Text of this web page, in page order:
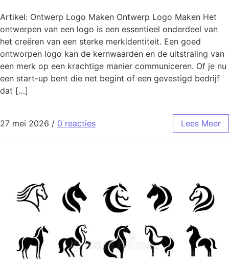
Artikel: Ontwerp Logo Maken Ontwerp Logo Maken Het
ontwerpen van een logo is een essentieel onderdeel van
het creëren van een sterke merkidentiteit. Een goed
ontworpen logo kan de kernwaarden en de uitstraling van
een merk op een krachtige manier communiceren. Of je nu
een start-up bent die net begint of een gevestigd bedrijf
dat […]
27 mei 2026 / 0 reacties Lees Meer